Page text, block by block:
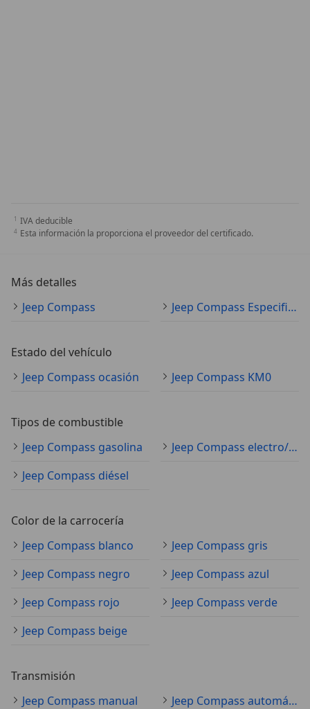
IVA deducible
Esta información la proporciona el proveedor del certificado.
Más detalles
Jeep Compass
Jeep Compass Especificaciones técnicas
Estado del vehículo
Jeep Compass ocasión
Jeep Compass KM0
Tipos de combustible
Jeep Compass gasolina
Jeep Compass electro/gasolina
Jeep Compass diésel
Color de la carrocería
Jeep Compass blanco
Jeep Compass gris
Jeep Compass negro
Jeep Compass azul
Jeep Compass rojo
Jeep Compass verde
Jeep Compass beige
Transmisión
Jeep Compass manual
Jeep Compass automático